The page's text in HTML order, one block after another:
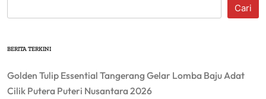
Cari
BERITA TERKINI
Golden Tulip Essential Tangerang Gelar Lomba Baju Adat
Cilik Putera Puteri Nusantara 2026